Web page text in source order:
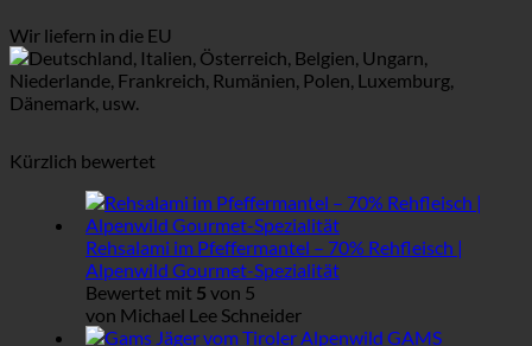
Wir liefern in die EU
Deutschland, Italien, Österreich, Belgien, Ungarn,
Niederlande, Frankreich, Rumänien, Polen, Luxemburg,
Dänemark, usw.
Kürzlich bewertet
Rehsalami im Pfeffermantel – 70% Rehfleisch |
Alpenwild Gourmet-Spezialität
Bewertet mit 5 von 5
von Michael Lee Schneider